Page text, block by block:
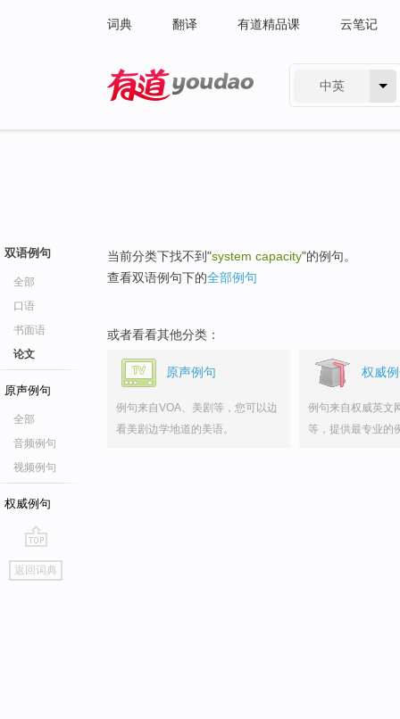
词典 翻译 有道精品课 云笔记
中英
双语例句
全部
口语
书面语
论文
原声例句
全部
音频例句
视频例句
权威例句
go
top
返回词典
当前分类下找不到"system capacity"的例句。
查看双语例句下的全部例句
或者看看其他分类：
原声例句
例句来自VOA、美剧等，您可以边
看美剧边学地道的美语。
权威
例句来自权威英文
等，提供最专业的